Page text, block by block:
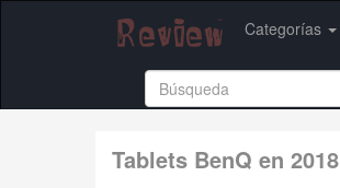
Categorías
tablets BenQ en 2018